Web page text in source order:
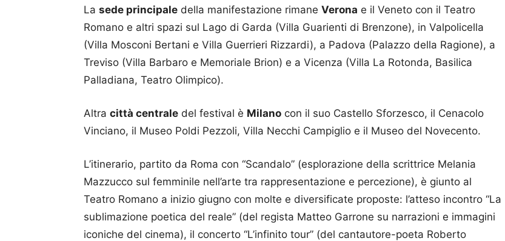
La sede principale della manifestazione rimane Verona e il Veneto con il Teatro
Romano e altri spazi sul Lago di Garda (Villa Guarienti di Brenzone), in Valpolicella
(Villa Mosconi Bertani e Villa Guerrieri Rizzardi), a Padova (Palazzo della Ragione), a
Treviso (Villa Barbaro e Memoriale Brion) e a Vicenza (Villa La Rotonda, Basilica
Palladiana, Teatro Olimpico).
Altra città centrale del festival è Milano con il suo Castello Sforzesco, il Cenacolo
Vinciano, il Museo Poldi Pezzoli, Villa Necchi Campiglio e il Museo del Novecento.
L’itinerario, partito da Roma con “Scandalo” (esplorazione della scrittrice Melania
Mazzucco sul femminile nell’arte tra rappresentazione e percezione), è giunto al
Teatro Romano a inizio giugno con molte e diversificate proposte: l’atteso incontro “La
sublimazione poetica del reale” (del regista Matteo Garrone su narrazioni e immagini
iconiche del cinema), il concerto “L’infinito tour” (del cantautore-poeta Roberto